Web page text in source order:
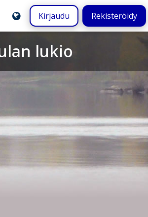
Kirjaudu Rekisteröidy
lukio